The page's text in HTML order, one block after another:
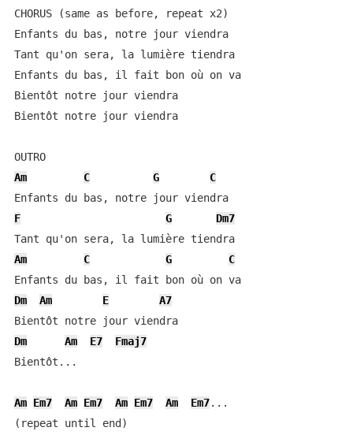
CHORUS (same as before, repeat x2)
Enfants du bas, notre jour viendra
Tant qu'on sera, la lumière tiendra
Enfants du bas, il fait bon où on va
Bientôt notre jour viendra
Bientôt notre jour viendra
OUTRO
Am
C G
C
Enfants du bas, notre jour viendra
F
G
Dm7
Tant qu'on sera, la lumière tiendra
Am
C G
C
Enfants du bas, il fait bon où on va
Dm
Am E
A7
Bientôt notre jour viendra
Dm
Am E7
Fmaj7
Bientôt...
Am Em7 Am Em7 Am Em7 Am Em7...
(repeat until end)